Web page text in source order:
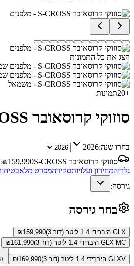
הצג את כל התמונות
+
20תמונות
סוזוקי קרוסאובר S-CROSS
בחרו שנה:2026
סוזוקי קרוסאובר S-CROSS
₪159,990
גלריהמחירון ועלויותסקירהמפרט מלא
גירסה:
בחר גירסה
GLX היברידי 1.4 ליטר (דור 3) ₪159,990
GLX MC היברידי 1.4 ליטר (דור 3)
₪161,990
GLXV היברידי 1.4 ליטר (דור 3) ₪169,990 +3 גירסאות